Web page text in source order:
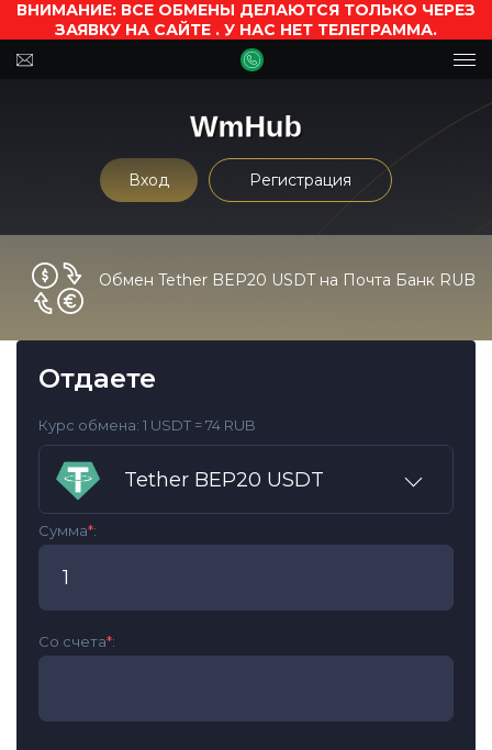
ВНИМАНИЕ: ВСЕ ОБМЕНЫ ДЕЛАЮТСЯ ТОЛЬКО ЧЕРЕЗ
ЗАЯВКУ НА САЙТЕ . У НАС НЕТ ТЕЛЕГРАММА.
Вход Регистрация
Обмен Tether BEP20 USDT на Почта Банк RUB
Отдаете
Курс обмена: 1 USDT = 74 RUB
Tether BEP20 USDT
Сумма*:
Со счета*: